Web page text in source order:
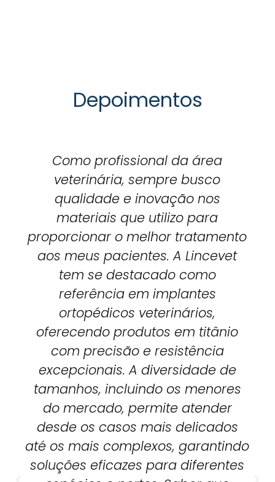
Depoimentos
Como profissional da área
veterinária, sempre busco
qualidade e inovação nos
materiais que utilizo para
proporcionar o melhor tratamento
aos meus pacientes. A Lincevet
tem se destacado como
referência em implantes
ortopédicos veterinários,
oferecendo produtos em titânio
com precisão e resistência
excepcionais. A diversidade de
tamanhos, incluindo os menores
do mercado, permite atender
desde os casos mais delicados
até os mais complexos, garantindo
soluções eficazes para diferentes